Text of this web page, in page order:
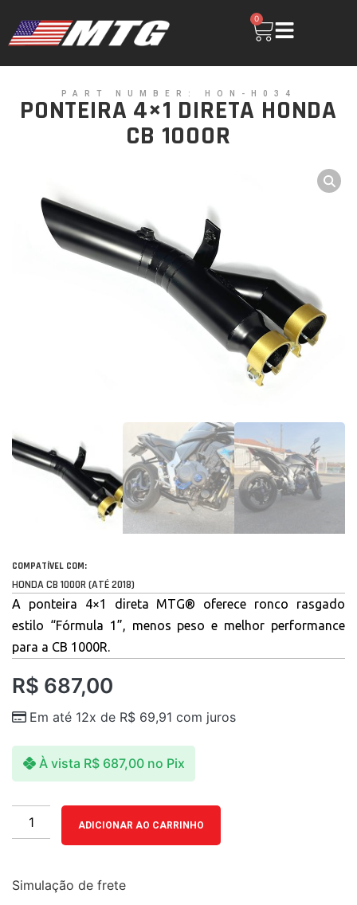
0
PART NUMBER: HON-H034
PONTEIRA 4×1 DIRETA HONDA
CB 1000R
COMPATÍVEL COM:
HONDA CB 1000R (ATÉ 2018)
A ponteira 4×1 direta MTG® oferece ronco rasgado
estilo “Fórmula 1”, menos peso e melhor performance
para a CB 1000R.
R$ 687,00
Em até 12x de R$ 69,91 com juros
À vista R$687,00 no Pix
ADICIONAR AO CARRINHO
Simulação de frete